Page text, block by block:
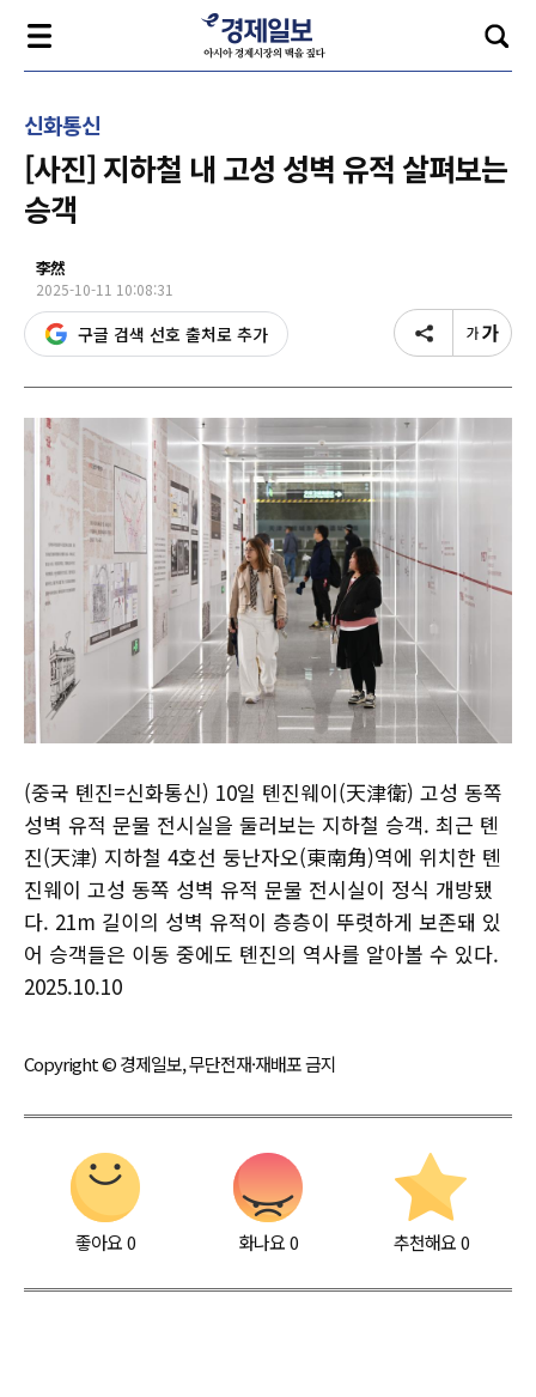
신화통신
[사진] 지하철 내 고성 성벽 유적 살펴보는
승객
李然
2025-10-11 10:08:31
구글 검색 선호 출처로 추가
(중국 톈진=신화통신) 10일 톈진웨이(天津衛) 고성 동쪽
성벽 유적 문물 전시실을 둘러보는 지하철 승객. 최근 톈
진(天津) 지하철 4호선 둥난자오(東南角)역에 위치한 톈
진웨이 고성 동쪽 성벽 유적 문물 전시실이 정식 개방됐
다. 21m 길이의 성벽 유적이 층층이 뚜렷하게 보존돼 있
어 승객들은 이동 중에도 톈진의 역사를 알아볼 수 있다.
2025.10.10
Copyright © 경제일보, 무단전재·재배포 금지
좋아요0 화나요0 추천해요 0